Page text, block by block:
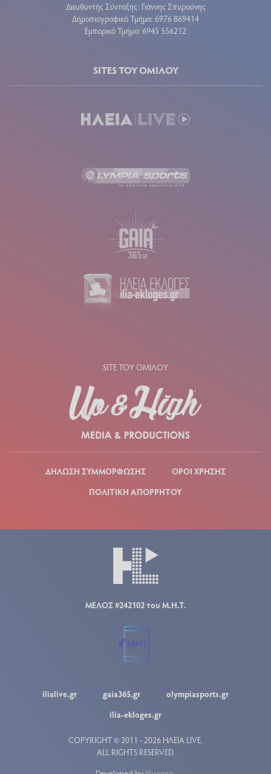
Διευθυντής Σύνταξης: Γιάννης Σπυρούνης
Δημοσιογραφικό Τμήμα: 6976 869414
Εμπορικό Τμήμα: 6945 556212
SITES ΤΟΥ ΟΜΙΛΟΥ
SITE ΤΟΥ ΟΜΙΛΟΥ
ΔΗΛΩΣΗ ΣΥΜΜΟΡΦΩΣΗΣ
ΟΡΟΙ ΧΡΗΣΗΣ
ΠΟΛΙΤΙΚΗ ΑΠΟΡΡΗΤΟΥ
ΜΕΛΟΣ #242102 του Μ.Η.Τ.
ilialive.gr gaia365.gr
olympiasports.gr
ilia-ekloges.gr
COPYRIGHT © 2011 - 2026 ΗΛΕΙΑ LIVE.
ALL RIGHTS RESERVED.